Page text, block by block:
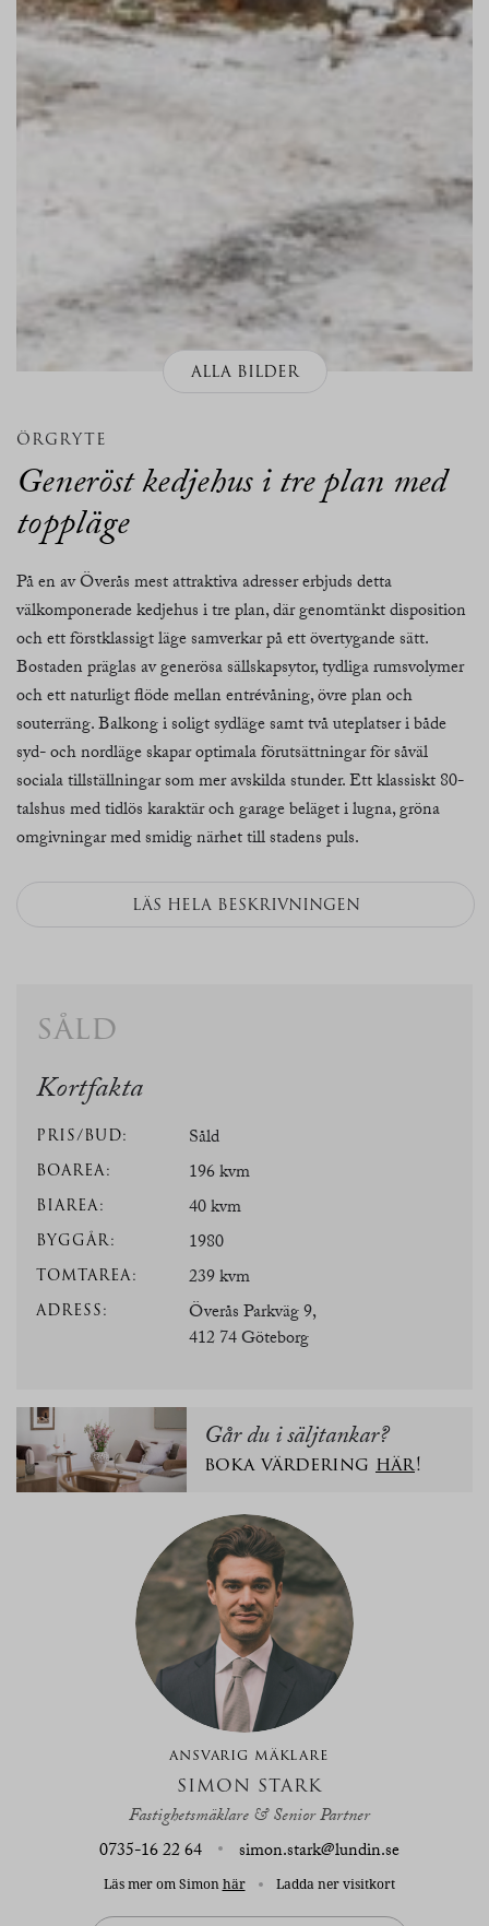
ALLA BILDER
ÖRGRYTE
Generöst kedjehus i tre plan med
toppläge
På en av Överås mest attraktiva adresser erbjuds detta
välkomponerade kedjehus i tre plan, där genomtänkt disposition
och ett förstklassigt läge samverkar på ett övertygande sätt.
Bostaden präglas av generösa sällskapsytor, tydliga rumsvolymer
och ett naturligt flöde mellan entrévåning, övre plan och
souterräng. Balkong i soligt sydläge samt två uteplatser i både
syd- och nordläge skapar optimala förutsättningar för såväl
sociala tillställningar som mer avskilda stunder. Ett klassiskt 80-
talshus med tidlös karaktär och garage beläget i lugna, gröna
omgivningar med smidig närhet till stadens puls.
LÄS HELA BESKRIVNINGEN
såld
Kortfakta
PRIS/BUD: Såld
BOAREA: 196 kvm
BIAREA: 40 kvm
BYGGÅR: 1980
TOMTAREA: 239 kvm
ADRESS:
Överås Parkväg 9,
412 74 Göteborg
Går du i säljtankar?
boka värdering här!
ANSVARIG MÄKLARE
SIMON STARK
Fastighetsmäklare & Senior Partner
0735-16 22 64
simon.stark@lundin.se
Läs mer om Simon här Ladda ner visitkort